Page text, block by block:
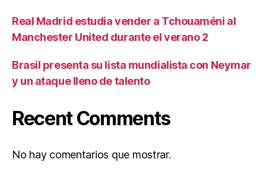
Real Madrid estudia vender a Tchouaméni al
Manchester United durante el verano 2
Brasil presenta su lista mundialista con Neymar
y un ataque lleno de talento
Recent Comments
No hay comentarios que mostrar.